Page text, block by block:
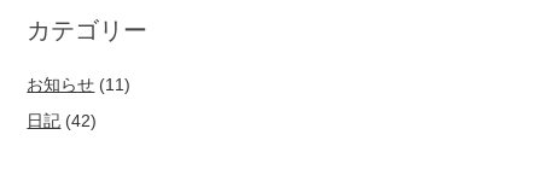
カテゴリー
お知らせ (11)
日記 (42)